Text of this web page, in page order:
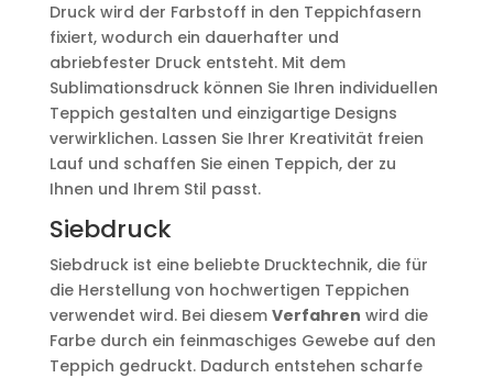
Druck wird der Farbstoff in den Teppichfasern
fixiert, wodurch ein dauerhafter und
abriebfester Druck entsteht. Mit dem
Sublimationsdruck können Sie Ihren individuellen
Teppich gestalten und einzigartige Designs
verwirklichen. Lassen Sie Ihrer Kreativität freien
Lauf und schaffen Sie einen Teppich, der zu
Ihnen und Ihrem Stil passt.
Siebdruck
Siebdruck ist eine beliebte Drucktechnik, die für
die Herstellung von hochwertigen Teppichen
verwendet wird. Bei diesem Verfahren wird die
Farbe durch ein feinmaschiges Gewebe auf den
Teppich gedruckt. Dadurch entstehen scharfe